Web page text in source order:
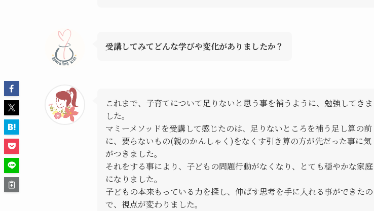
受講してみてどんな学びや変化がありましたか？
これまで、子育てについて足りないと思う事を補うように、勉強してきま
した。
マミーメソッドを受講して感じたのは、足りないところを補う足し算の前
に、要らないもの(親のかんしゃく)をなくす引き算の方が先だった事に気
がつきました。
それをする事により、子どもの問題行動がなくなり、とても穏やかな家庭
になりました。
子どもの本来もっている力を探し、伸ばす思考を手に入れる事ができたの
で、視点が変わりました。